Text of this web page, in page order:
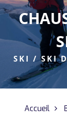
SKI / SKI
Accueil